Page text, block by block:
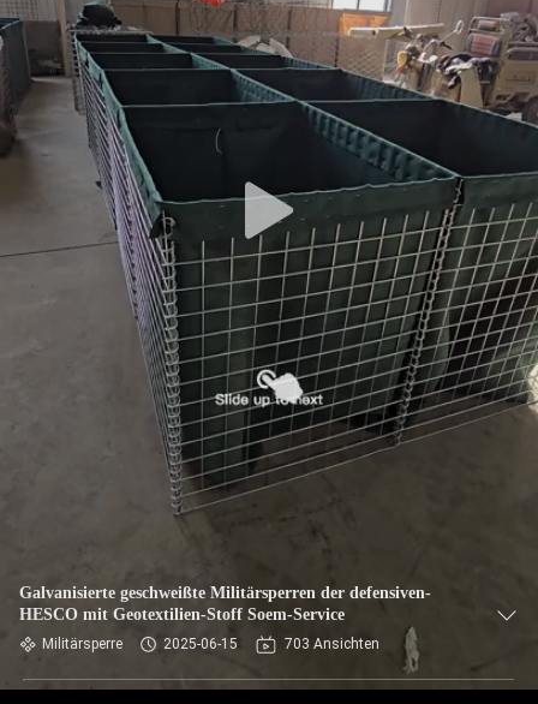
WERKSBESICHTIGUNG
QUALITÄTSKONTROLLE
KONTAKT
MIT
UNS
NACHRICHTEN
BITTE UM
ANGEBOT
SITEMAP
DATENSCHUTZRICHTLINIE
Galvanisierte geschweißte Militärsperren der defensiven-
HESCO mit Geotextilien-Stoff Soem-Service
Militärsperre 2025-06-15 703 Ansichten